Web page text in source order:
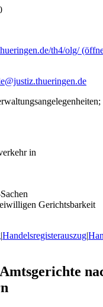
th4/olg/
in
Gerichtsbarkeit
|Handelsregisterauszug|